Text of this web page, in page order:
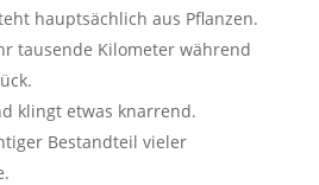
hauptsächlich aus Pflanzen.
tausende Kilometer während
klingt etwas knarrend.
Bestandteil vieler